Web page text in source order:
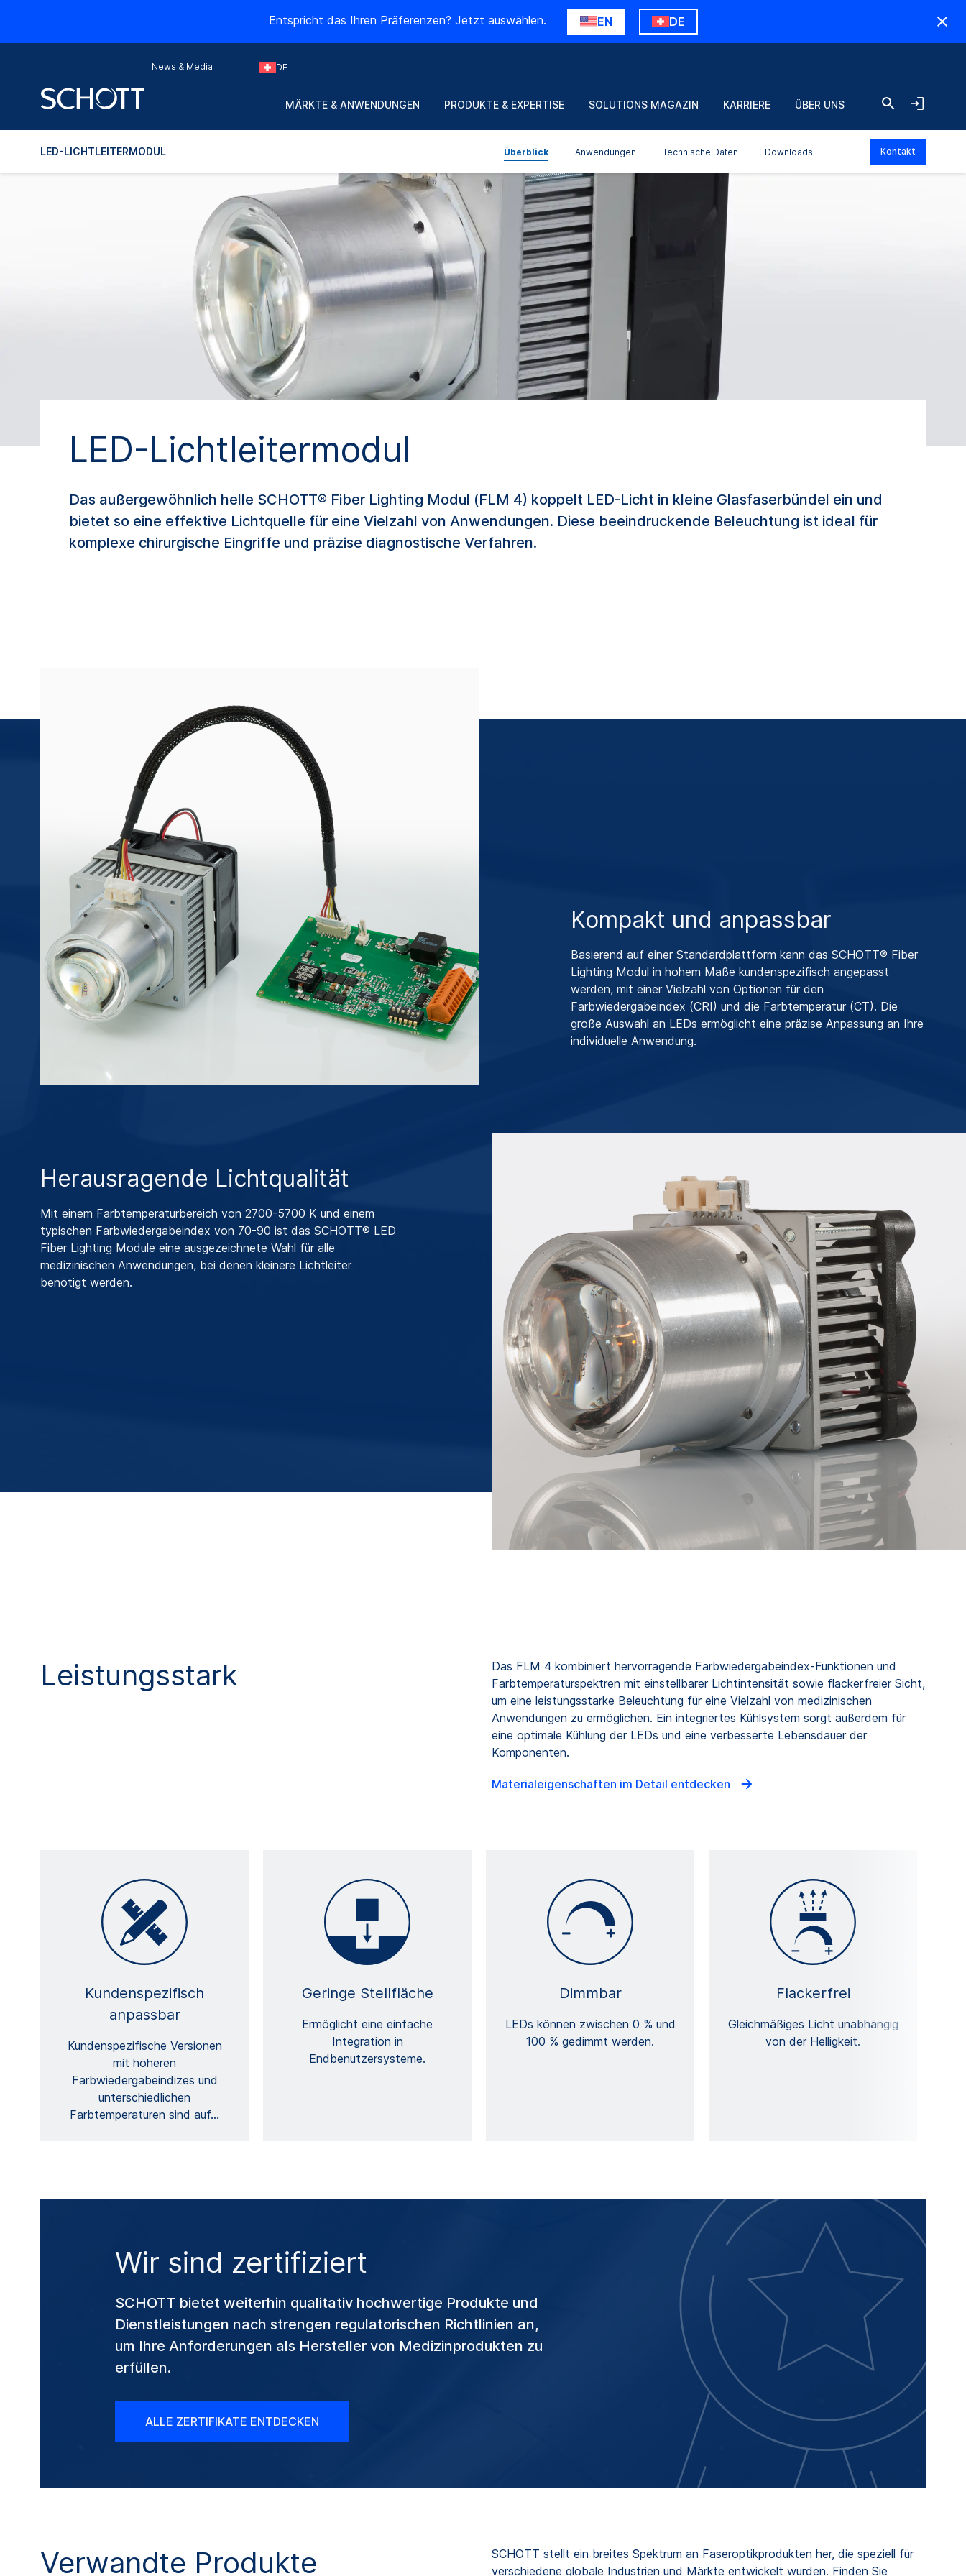
Entspricht das Ihren Präferenzen? Jetzt auswählen. EN DE
News & Media DE
MÄRKTE & ANWENDUNGEN PRODUKTE & EXPERTISE SOLUTIONS MAGAZIN KARRIERE ÜBER UNS
LED-LICHTLEITERMODUL Überblick Anwendungen Technische Daten Downloads Kontakt
LED-Lichtleitermodul
Das außergewöhnlich helle SCHOTT® Fiber Lighting Modul (FLM 4) koppelt LED-Licht in kleine Glasfaserbündel ein und
bietet so eine effektive Lichtquelle für eine Vielzahl von Anwendungen. Diese beeindruckende Beleuchtung ist ideal für
komplexe chirurgische Eingriffe und präzise diagnostische Verfahren.
Kompakt und anpassbar
Basierend auf einer Standardplattform kann das SCHOTT® Fiber
Lighting Modul in hohem Maße kundenspezifisch angepasst
werden, mit einer Vielzahl von Optionen für den
Farbwiedergabeindex (CRI) und die Farbtemperatur (CT). Die
große Auswahl an LEDs ermöglicht eine präzise Anpassung an Ihre
individuelle Anwendung.
Herausragende Lichtqualität
Mit einem Farbtemperaturbereich von 2700-5700 K und einem
typischen Farbwiedergabeindex von 70-90 ist das SCHOTT® LED
Fiber Lighting Module eine ausgezeichnete Wahl für alle
medizinischen Anwendungen, bei denen kleinere Lichtleiter
benötigt werden.
Leistungsstark
Das FLM 4 kombiniert hervorragende Farbwiedergabeindex-Funktionen und
Farbtemperaturspektren mit einstellbarer Lichtintensität sowie flackerfreier Sicht,
um eine leistungsstarke Beleuchtung für eine Vielzahl von medizinischen
Anwendungen zu ermöglichen. Ein integriertes Kühlsystem sorgt außerdem für
eine optimale Kühlung der LEDs und eine verbesserte Lebensdauer der
Komponenten.
Materialeigenschaften im Detail entdecken
Kundenspezifisch
anpassbar
Kundenspezifische Versionen
mit höheren
Farbwiedergabeindizes und
unterschiedlichen
Farbtemperaturen sind auf…
Geringe Stellfläche
Ermöglicht eine einfache
Integration in
Endbenutzersysteme.
Dimmbar
LEDs können zwischen 0 % und
100 % gedimmt werden.
Flackerfrei
Gleichmäßiges Licht unabhängig
von der Helligkeit.
Wir sind zertifiziert
SCHOTT bietet weiterhin qualitativ hochwertige Produkte und
Dienstleistungen nach strengen regulatorischen Richtlinien an,
um Ihre Anforderungen als Hersteller von Medizinprodukten zu
erfüllen.
ALLE ZERTIFIKATE ENTDECKEN
Verwandte Produkte
SCHOTT stellt ein breites Spektrum an Faseroptikprodukten her, die speziell für
verschiedene globale Industrien und Märkte entwickelt wurden. Finden Sie